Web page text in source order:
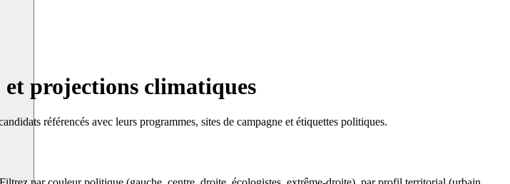
projections climatiques
référencés avec leurs programmes, sites de campagne et étiquettes politiques.